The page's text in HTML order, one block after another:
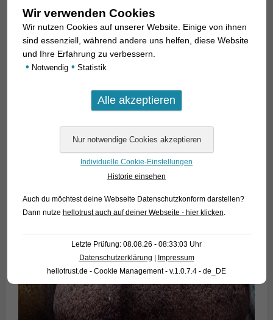
zur Pflege
Wir verwenden Cookies
Wir nutzen Cookies auf unserer Website. Einige von ihnen
sind essenziell, während andere uns helfen, diese Website
und Ihre Erfahrung zu verbessern.
• Notwendig • Statistik
Individuelle Cookie-Einstellungen
Historie einsehen
Auch du möchtest deine Webseite Datenschutzkonform darstellen?
Dann nutze hellotrust auch auf deiner Webseite - hier klicken.
Letzte Prüfung: 08.08.26 - 08:33:03 Uhr
Datenschutzerklärung
Impressum
hellotrust.de - Cookie Management - v.1.0.7.4 - de_DE